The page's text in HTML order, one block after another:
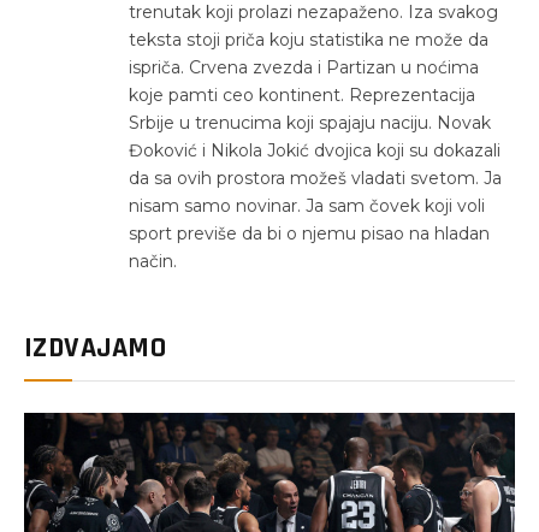
trenutak koji prolazi nezapaženo. Iza svakog
teksta stoji priča koju statistika ne može da
ispriča. Crvena zvezda i Partizan u noćima
koje pamti ceo kontinent. Reprezentacija
Srbije u trenucima koji spajaju naciju. Novak
Đoković i Nikola Jokić dvojica koji su dokazali
da sa ovih prostora možeš vladati svetom. Ja
nisam samo novinar. Ja sam čovek koji voli
sport previše da bi o njemu pisao na hladan
način.
IZDVAJAMO